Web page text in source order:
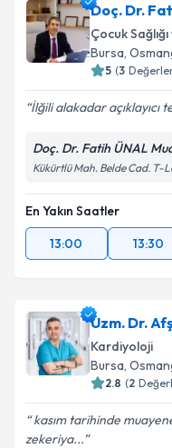
Doç. Dr.
Çocuk
Bursa,
5 (3
İlğili alakadar açıklayıcı
Doç. Dr. Fatih ÜNAL
Kükürtlü Mah. Belde Cad. T-
En Yakın Saatler
13:00
13:30
Uzm. Dr.
Kardiyoloji
Bursa,
2.8 (2
kasım tarihinde
zekeriya...